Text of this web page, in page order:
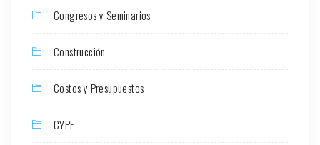
Congresos y Seminarios
Construcción
Costos y Presupuestos
CYPE